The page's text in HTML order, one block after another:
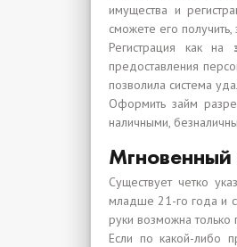
имущества и
сможете его
Регистрация как на
предоставления
позволила система
Оформить займ
наличными,
Мгновенный
Существует четко
младше 21-го года и
руки возможна
Если по какой-либо